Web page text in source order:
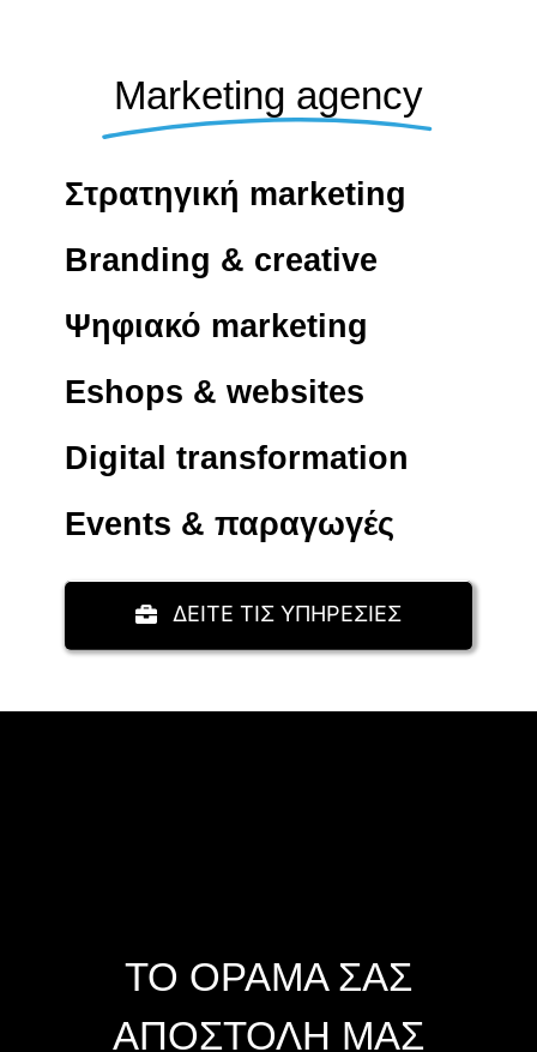
Marketing agency
Στρατηγική marketing
Branding & creative
Ψηφιακό marketing
Eshops & websites
Digital transformation
Events & παραγωγές
ΔΕΙΤΕ ΤΙΣ ΥΠΗΡΕΣΙΕΣ
ΤΟ ΟΡΑΜΑ ΣΑΣ
ΑΠΟΣΤΟΛΗ ΜΑΣ